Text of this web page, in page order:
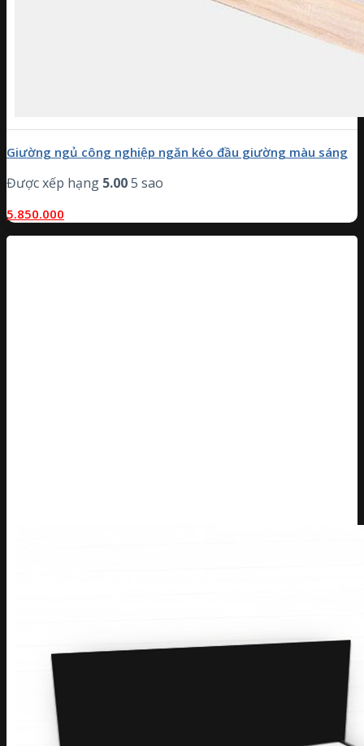
Giường ngủ công nghiệp ngăn kéo đầu giường màu sáng
Được xếp hạng 5.005 sao
5.850.000